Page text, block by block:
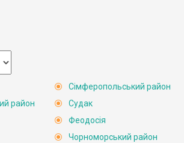
район
Сімферопольський район
Судак
Феодосія
Чорноморський район